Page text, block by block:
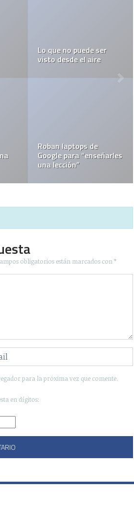
Bloquearán señales de
celulares por Bush
22 años de Super Mario
Bros
obligatorios están marcados con*
para la próxima vez que comente.
en dígitos: